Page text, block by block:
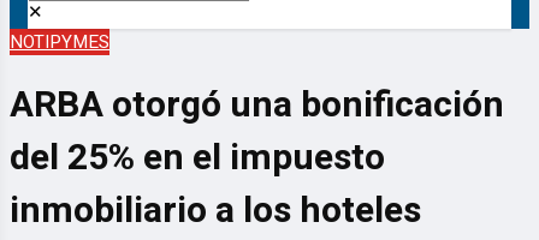
✕
NOTIPYMES
ARBA otorgó una bonificación
del 25% en el impuesto
inmobiliario a los hoteles